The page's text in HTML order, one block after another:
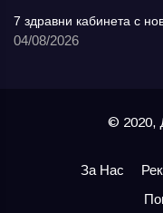
7 здравни кабинета с
04/08/2026
© 2020,
За Нас